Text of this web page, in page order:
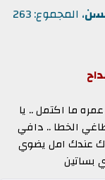
، المجموع: 263
ما اكتمل .. يا
الخطا .. دافي
عندك امل يضوي
بساتين